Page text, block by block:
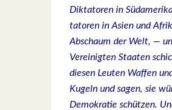
Dik­ta­to­ren in
ta­to­ren in Asi­en und
Abschaum der Welt, —
Ver­ei­nig­ten Staa­ten
die­sen Leu­ten Waf­fen
Kugeln und sagen, sie
Demo­kra­tie schüt­zen.